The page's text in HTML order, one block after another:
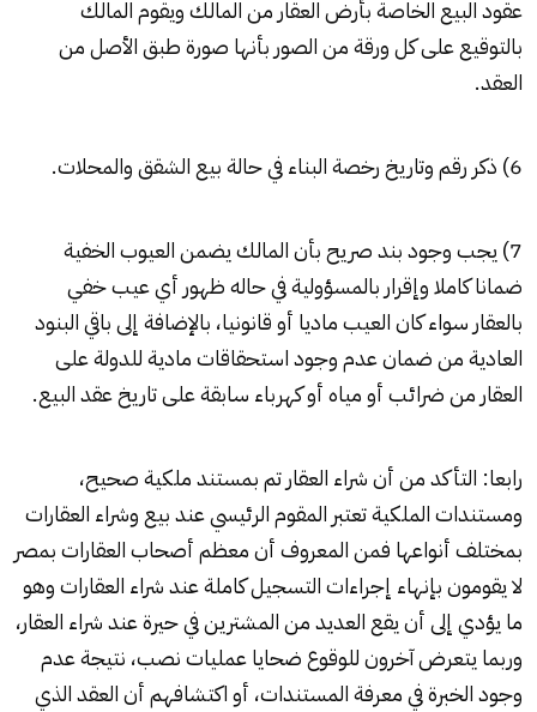
عقود البيع الخاصة بأرض العقار من المالك ويقوم المالك
بالتوقيع على كل ورقة من الصور بأنها صورة طبق الأصل من
العقد.
6) ذكر رقم وتاريخ رخصة البناء في حالة بيع الشقق والمحلات.
7) يجب وجود بند صريح بأن المالك يضمن العيوب الخفية
ضمانا كاملا وإقرار بالمسؤولية في حاله ظهور أي عيب خفي
بالعقار سواء كان العيب ماديا أو قانونيا، بالإضافة إلى باقي البنود
العادية من ضمان عدم وجود استحقاقات مادية للدولة على
العقار من ضرائب أو مياه أو كهرباء سابقة على تاريخ عقد البيع.
رابعا: التأكد من أن شراء العقار تم بمستند ملكية صحيح،
ومستندات الملكية تعتبر المقوم الرئيسي عند بيع وشراء العقارات
بمختلف أنواعها فمن المعروف أن معظم أصحاب العقارات بمصر
لا يقومون بإنهاء إجراءات التسجيل كاملة عند شراء العقارات وهو
ما يؤدي إلى أن يقع العديد من المشترين في حيرة عند شراء العقار،
وربما يتعرض آخرون للوقوع ضحايا عمليات نصب، نتيجة عدم
وجود الخبرة في معرفة المستندات، أو اكتشافهم أن العقد الذي